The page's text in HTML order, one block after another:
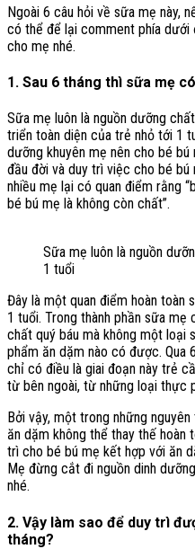
Ngoài 6 câu hỏi về sữa mẹ này,
có thể để lại comment phía dưới
cho mẹ nhé.
1. Sau 6 tháng thì sữa mẹ
Sữa mẹ luôn là nguồn dưỡng
triển toàn diện của trẻ nhỏ tới 1
dưỡng khuyên mẹ nên cho bé
đầu đời và duy trì việc cho bé
nhiều mẹ lại có quan điểm rằng
bé bú mẹ là không còn chất”.
Sữa mẹ luôn là nguồn
1 tuổi
Đây là một quan điểm hoàn
1 tuổi. Trong thành phần sữa
chất quý báu mà không một
phẩm ăn dặm nào có được.
chỉ có điều là giai đoạn này trẻ
từ bên ngoài, từ những loại thực
Bởi vậy, một trong những
ăn dặm không thể thay thế
trì cho bé bú mẹ kết hợp với ăn
Mẹ đừng cắt đi nguồn dinh
nhé.
2. Vậy làm sao để duy trì
tháng?